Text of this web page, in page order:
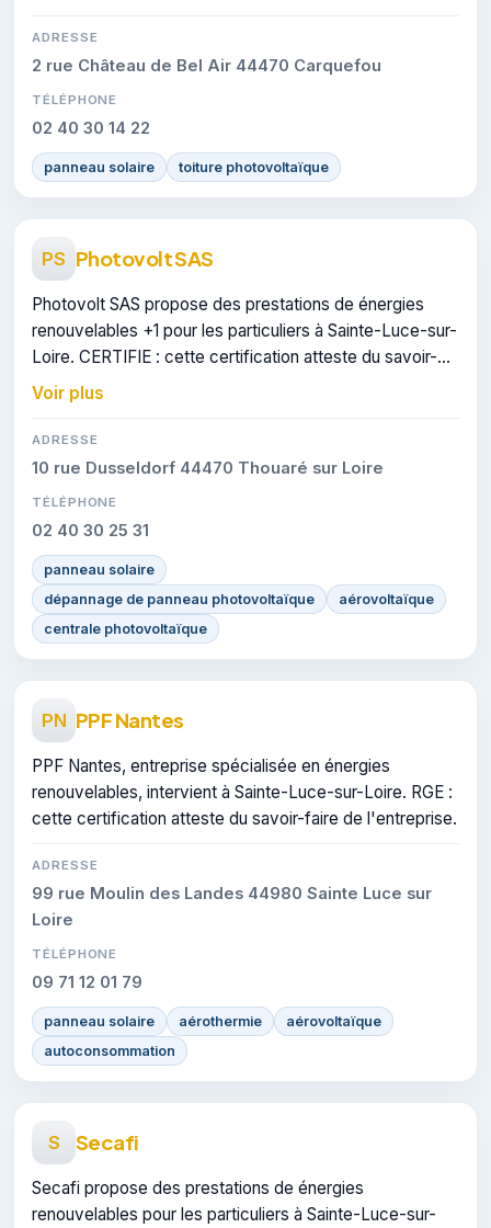
ADRESSE
2 rue Château de Bel Air 44470 Carquefou
TÉLÉPHONE
02 40 30 14 22
panneau solaire toiture photovoltaïque
PS Photovolt SAS
Photovolt SAS propose des prestations de énergies
renouvelables +1 pour les particuliers à Sainte-Luce-sur-
Loire. CERTIFIE : cette certification atteste du savoir-
faire de l'entreprise.
Voir plus
ADRESSE
10 rue Dusseldorf 44470 Thouaré sur Loire
TÉLÉPHONE
02 40 30 25 31
panneau solaire
dépannage de panneau photovoltaïque
aérovoltaïque
centrale photovoltaïque
PN PPF Nantes
PPF Nantes, entreprise spécialisée en énergies
renouvelables, intervient à Sainte-Luce-sur-Loire. RGE :
cette certification atteste du savoir-faire de l'entreprise.
ADRESSE
99 rue Moulin des Landes 44980 Sainte Luce sur
Loire
TÉLÉPHONE
09 71 12 01 79
panneau solaire aérothermie
aérovoltaïque
autoconsommation
S Secafi
Secafi propose des prestations de énergies
renouvelables pour les particuliers à Sainte-Luce-sur-